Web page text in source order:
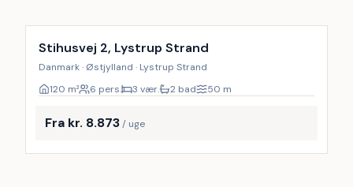
Stihusvej 2, Lystrup Strand
Danmark · Østjylland · Lystrup Strand
120 m² 6 pers. 3 vær. 2 bad 50 m
Fra kr. 8.873/ uge